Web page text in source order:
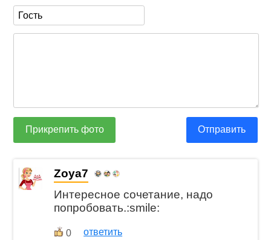
Прикрепить фото Отправить
Zoya7
Интересное сочетание, надо
попробовать.:smile:
0 ответить